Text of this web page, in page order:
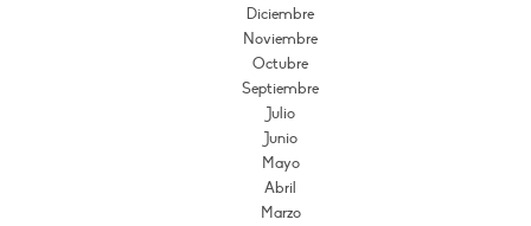
Diciembre
Noviembre
Octubre
Septiembre
Julio
Junio
Mayo
Abril
Marzo